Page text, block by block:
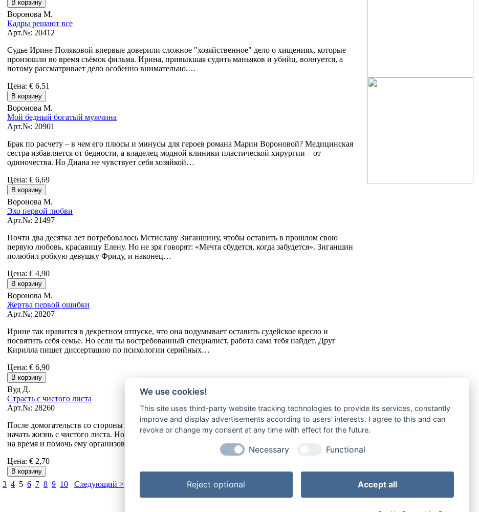
Воронова М.
Кадры решают все
Арт.№: 20412
Судье Ирине Поляковой впервые доверили сложное "хозяйственное" дело о хищениях, которые
произошли во время съёмок фильма. Ирина, привыкшая судить маньяков и убийц, волнуется, а
потому рассматривает дело особенно внимательно.…
Цена: € 6,51
Воронова М.
Мой бедный богатый мужчина
Арт.№: 20901
Брак по расчету – в чем его плюсы и минусы для героев романа Марии Вороновой? Медицинская
сестра избавляется от бедности, а владелец модной клиники пластической хирургии – от
одиночества. Но Диана не чувствует себя хозяйкой…
Цена: € 6,69
Воронова М.
Эхо первой любви
Арт.№: 21497
Почти два десятка лет потребовалось Мстиславу Зиганшину, чтобы оставить в прошлом свою
первую любовь, красавицу Елену. Но не зря говорят: «Мечта сбудется, когда забудется». Зиганшин
полюбил робкую девушку Фриду, и наконец…
Цена: € 4,90
Воронова М.
Жертва первой ошибки
Арт.№: 28207
Ирине так нравится в декретном отпуске, что она подумывает оставить судейское кресло и
посвятить себя семье. Но если ты востребованный специалист, работа сама тебя найдет. Друг
Кирилла пишет диссертацию по психологии серийных…
Цена: € 6,90
Вуд Д.
Страсть с чистого листа
Арт.№: 28260
После домогательств со стороны клиента Элла Янг решает уволиться, переехать в другую страну и
начать жизнь с чистого листа. Но когда ее неотразимый босс Мика Леру предлагает ей задержаться
на время и помочь ему организовать…
Цена: € 2,70
3 4 5 6 7 8 9 10 Следующий > | Показано 41-50 (Всего 212 позиций)
We use cookies!
This site uses third-party website tracking technologies to provide its services, constantly
improve and display advertisements according to users' interests. I agree to this and can
revoke or change my consent at any time with effect for the future.
Necessary Functional
Reject optional Accept all